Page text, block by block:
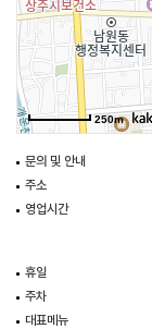
250m
문의 및 안내
주소
영업시간
휴일
주차
대표메뉴